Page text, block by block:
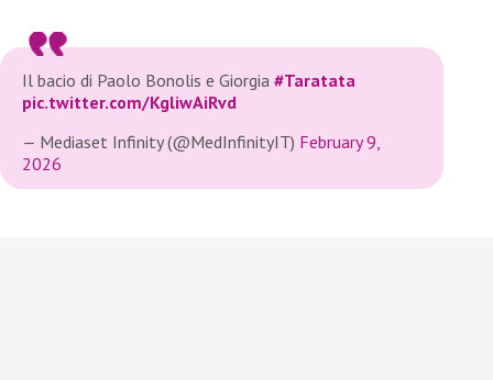
Il bacio di Paolo Bonolis e Giorgia #Taratata
pic.twitter.com/KgliwAiRvd
— Mediaset Infinity (@MedInfinityIT) February 9,
2026